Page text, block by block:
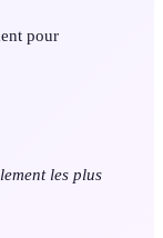
pour
les plus